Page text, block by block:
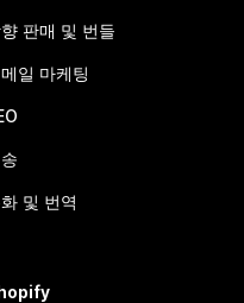
판매 및 번들
일 마케팅
및 번역